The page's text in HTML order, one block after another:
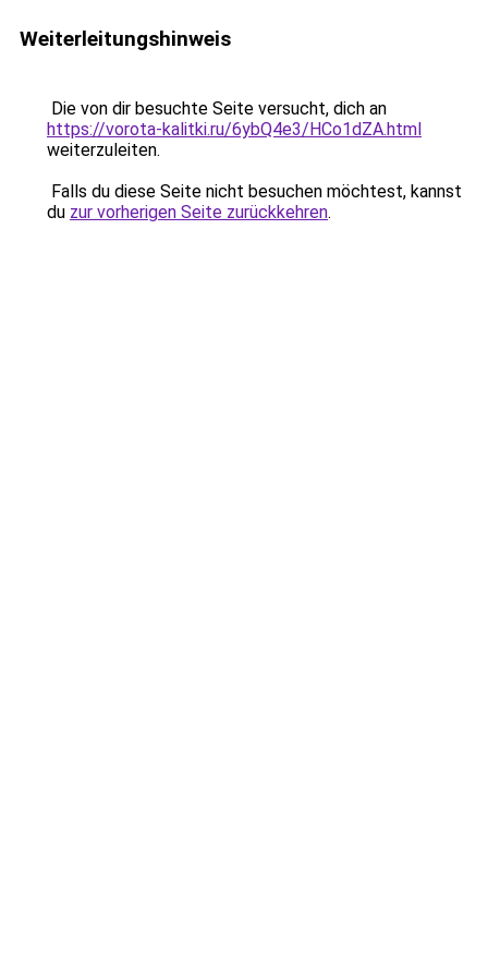
Weiterleitungshinweis
Die von dir besuchte Seite versucht, dich an
https://vorota-kalitki.ru/6ybQ4e3/HCo1dZA.html
weiterzuleiten.
Falls du diese Seite nicht besuchen möchtest, kannst
du zur vorherigen Seite zurückkehren.